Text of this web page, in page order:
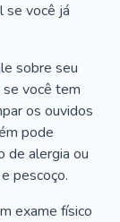
se você já
sobre seu
você tem
os ouvidos
pode
de alergia ou
pescoço.
exame físico